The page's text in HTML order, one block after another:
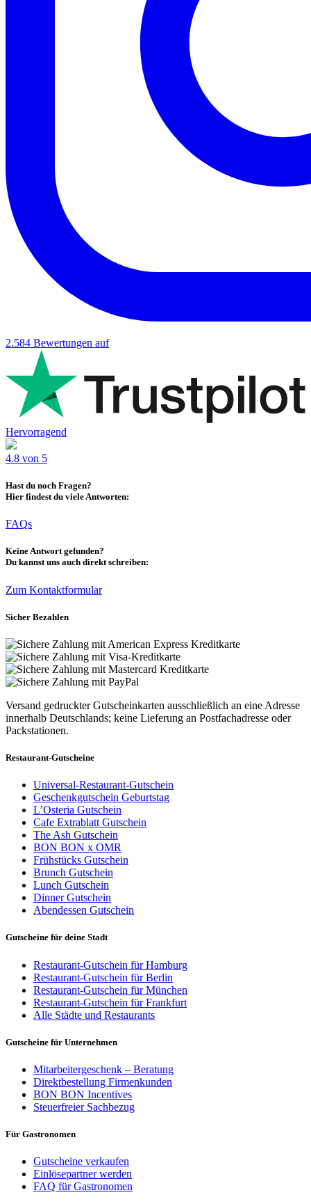
2.584 Bewertungen auf
Hervorragend
4.8 von 5
Hast du noch Fragen?
Hier findest du viele Antworten:
FAQs
Keine Antwort gefunden?
Du kannst uns auch direkt schreiben:
Zum Kontaktformular
Sicher Bezahlen
Versand gedruckter Gutscheinkarten ausschließlich an eine Adresse
innerhalb Deutschlands; keine Lieferung an Postfachadresse oder
Packstationen.
Restaurant-Gutscheine
Universal-Restaurant-Gutschein
Geschenkgutschein Geburtstag
L’Osteria Gutschein
Cafe Extrablatt Gutschein
The Ash Gutschein
BON BON x OMR
Frühstücks Gutschein
Brunch Gutschein
Lunch Gutschein
Dinner Gutschein
Abendessen Gutschein
Gutscheine für deine Stadt
Restaurant-Gutschein für Hamburg
Restaurant-Gutschein für Berlin
Restaurant-Gutschein für München
Restaurant-Gutschein für Frankfurt
Alle Städte und Restaurants
Gutscheine für Unternehmen
Mitarbeitergeschenk – Beratung
Direktbestellung Firmenkunden
BON BON Incentives
Steuerfreier Sachbezug
Für Gastronomen
Gutscheine verkaufen
Einlösepartner werden
FAQ für Gastronomen